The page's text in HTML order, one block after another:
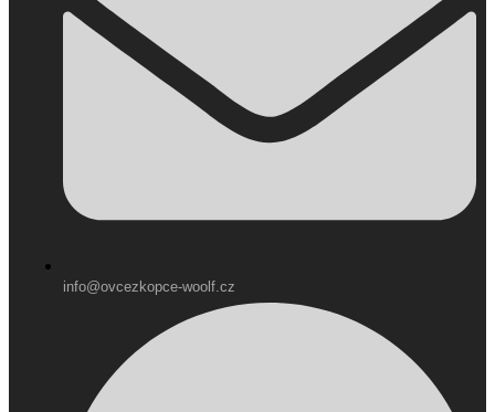
info@ovcezkopce-woolf.cz